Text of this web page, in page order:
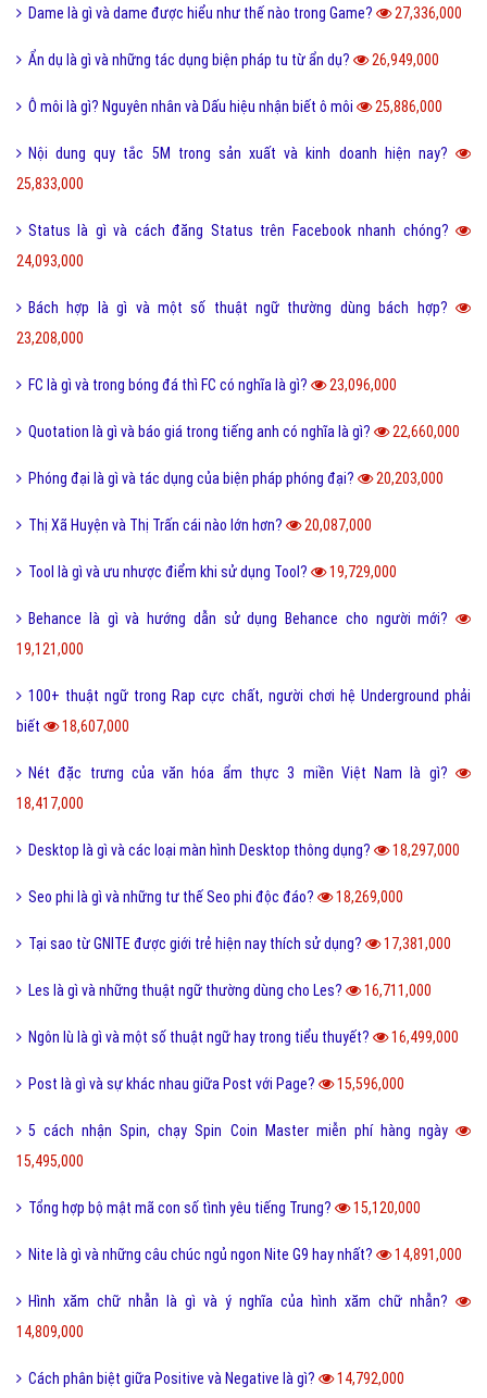
Dame là gì và dame được hiểu như thế nào trong Game? 27,336,000
Ẩn dụ là gì và những tác dụng biện pháp tu từ ẩn dụ? 26,949,000
Ô môi là gì? Nguyên nhân và Dấu hiệu nhận biết ô môi 25,886,000
Nội dung quy tắc 5M trong sản xuất và kinh doanh hiện nay?
25,833,000
Status là gì và cách đăng Status trên Facebook nhanh chóng?
24,093,000
Bách hợp là gì và một số thuật ngữ thường dùng bách hợp?
23,208,000
FC là gì và trong bóng đá thì FC có nghĩa là gì? 23,096,000
Quotation là gì và báo giá trong tiếng anh có nghĩa là gì? 22,660,000
Phóng đại là gì và tác dụng của biện pháp phóng đại? 20,203,000
Thị Xã Huyện và Thị Trấn cái nào lớn hơn? 20,087,000
Tool là gì và ưu nhược điểm khi sử dụng Tool? 19,729,000
Behance là gì và hướng dẫn sử dụng Behance cho người mới?
19,121,000
100+ thuật ngữ trong Rap cực chất, người chơi hệ Underground phải
biết
18,607,000
Nét đặc trưng của văn hóa ẩm thực 3 miền Việt Nam là gì?
18,417,000
Desktop là gì và các loại màn hình Desktop thông dụng? 18,297,000
Seo phi là gì và những tư thế Seo phi độc đáo? 18,269,000
Tại sao từ GNITE được giới trẻ hiện nay thích sử dụng? 17,381,000
Les là gì và những thuật ngữ thường dùng cho Les? 16,711,000
Ngôn lù là gì và một số thuật ngữ hay trong tiểu thuyết? 16,499,000
Post là gì và sự khác nhau giữa Post với Page? 15,596,000
5 cách nhận Spin, chạy Spin Coin Master miễn phí hàng ngày
15,495,000
Tổng hợp bộ mật mã con số tình yêu tiếng Trung? 15,120,000
Nite là gì và những câu chúc ngủ ngon Nite G9 hay nhất? 14,891,000
Hình xăm chữ nhẫn là gì và ý nghĩa của hình xăm chữ nhẫn?
14,809,000
Cách phân biệt giữa Positive và Negative là gì? 14,792,000